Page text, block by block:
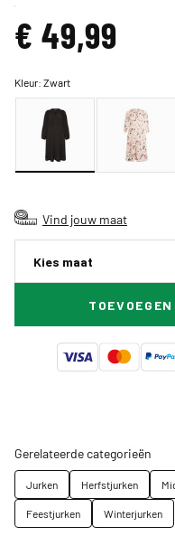
€ 49,99
Kleur:Zwart
Vind jouw maat
Kies maat
Gerelateerde categorieën
Jurken Herfstjurken
Feestjurken
Winterjurken